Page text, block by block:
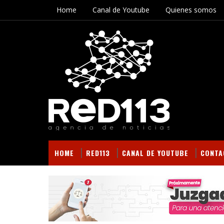
Home Canal de Youtube Quienes somos
HOME RED113 CANAL DE YOUTUBE